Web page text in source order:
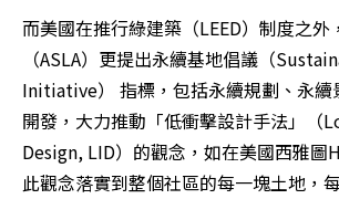
而美國在推行綠建築（LEED）制度之外
（ASLA）更提出永續基地倡議（
Initiative） 指標，包括永續規劃、永續
開發，大力推動「低衝擊設計手法」（
Design, LID）的觀念，如在美國西雅圖
此觀念落實到整個社區的每一塊土地，